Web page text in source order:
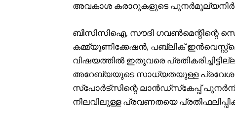
അവകാശ കരാറുകളുടെ
ബിസിസിഐ, സൗദി ഗവൺമെന്റിന്റെ
കമ്മ്യൂണിക്കേഷൻ, പബ്ലിക്
വിഷയത്തിൽ ഇതുവരെ
അറേബ്യയുടെ സാധ്യതയുള്ള
സ്‌പോർട്‌സിന്റെ ലാൻഡ്‌സ്‌കേപ്പ്
നിലവിലുള്ള പ്രവണതയെ